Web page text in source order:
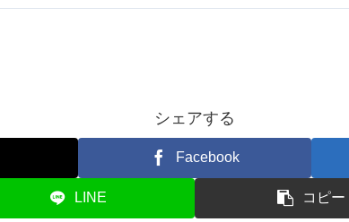
シェアする
Facebook
LINE コピー